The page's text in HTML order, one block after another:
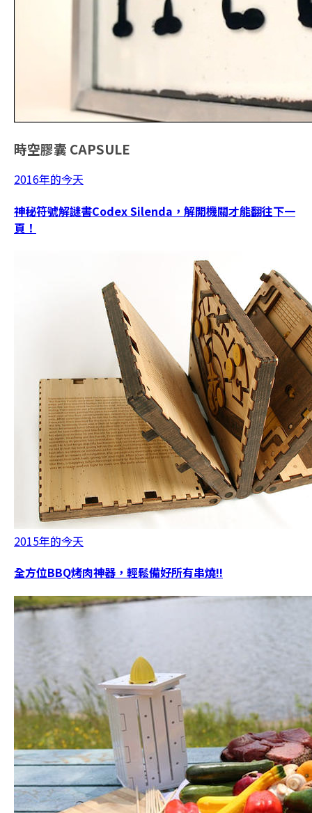
時空膠囊 CAPSULE
2016年的今天
神秘符號解謎書Codex Silenda，解開機關才能翻往下一
頁！
2015年的今天
全方位BBQ烤肉神器，輕鬆備好所有串燒!!